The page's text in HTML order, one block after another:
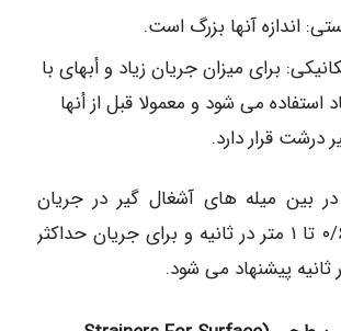
اندازه آنها بزرگ است.
برای میزان جریان زیاد و أبهای با
استفاده می شود و معمولا قبل از أنها
درشت قرار دارد.
بین میله های آشغال گیر در جریان
متوسط حدود ۰/۶ تا ۱ متر در ثانیه و برای جریان حداکثر